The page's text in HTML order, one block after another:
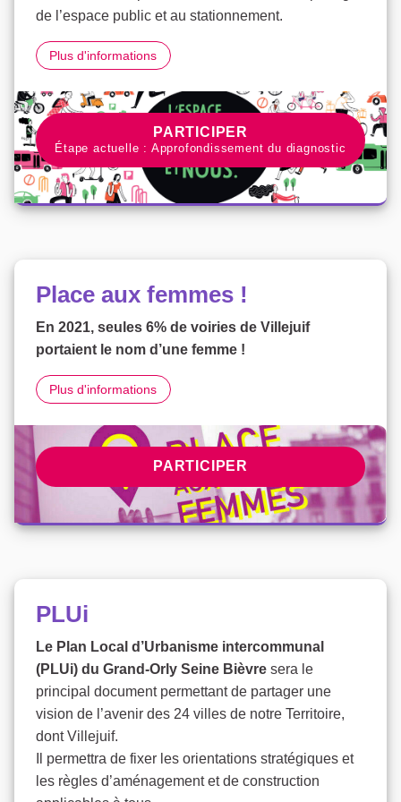
de l’espace public et au stationnement.
L’espace public, le stationnement et nous
Plus d'informations
PARTICIPER À LA
PARTICIPER
Étape actuelle : Approfondissement du diagnostic
Place aux femmes !
En 2021, seules 6% de voiries de Villejuif
portaient le nom d’une femme !
Place aux femmes !
Plus d'informations
PARTICIPER À LA
PARTICIPER
PLUi
Le Plan Local d’Urbanisme intercommunal
(PLUi) du Grand-Orly Seine Bièvre sera le
principal document permettant de partager une
vision de l’avenir des 24 villes de notre Territoire,
dont Villejuif.
Il permettra de fixer les orientations stratégiques et
les règles d’aménagement et de construction